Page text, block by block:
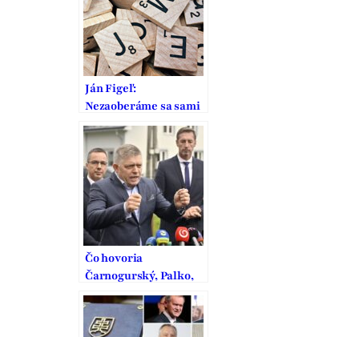
korupcie
Ján Figeľ:
Nezaoberáme sa sami
sebou, riešime
problémy ľudí a
Slovenska
Čo hovoria
Čarnogurský, Palko,
Figeľ a Hrušovský na
hlasovanie KDH
a Smeru o zmenách